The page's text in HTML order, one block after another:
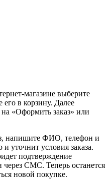
магазине выберите
в корзину. Далее
«Оформить заказ» или
напишите ФИО, телефон и
уточнит условия заказа.
подтверждение
СМС. Теперь останется
новой покупке.